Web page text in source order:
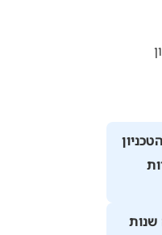
ה-16: הטכניון
נדב